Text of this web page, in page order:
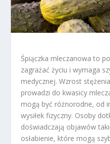
Śpiączka mleczanowa to
zagrażać życiu i wymaga
medycznej. Wzrost
prowadzi do kwasicy
mogą być różnorodne, od
wysiłek fizyczny. Osoby
doświadczają objawów
osłabienie, które mogą